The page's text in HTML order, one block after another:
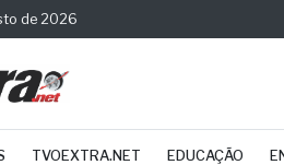
de 2026
TVOEXTRA.NET EDUCAÇÃO